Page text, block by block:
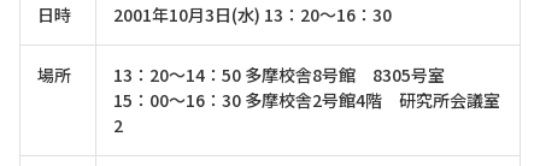
日時 2001年10月3日(水) 13：20～16：30
場所
13：20～14：50 多摩校舎8号館 8305号室
15：00～16：30 多摩校舎2号館4階 研究所会議室
2